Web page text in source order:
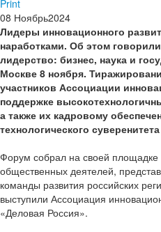
Print
08 Ноябрь2024
Лидеры инновационного
наработками. Об этом
лидерство: бизнес, наука и
Москве 8 ноября.
участников Ассоциации
поддержке
а также их кадровому
технологического
Форум собрал на своей площадке
общественных деятелей,
команды развития российских
выступили Ассоциация
«Деловая Россия».